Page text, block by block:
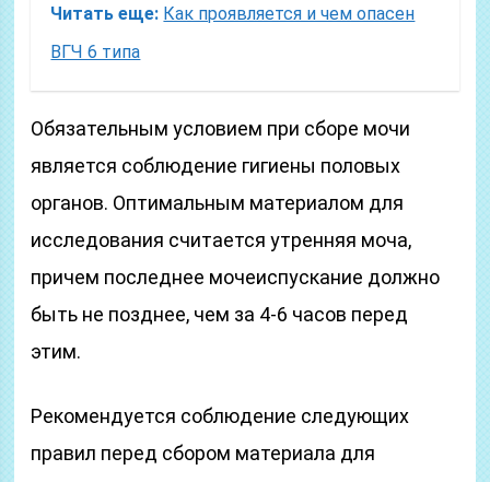
Читать еще: Как проявляется и чем опасен
ВГЧ 6 типа
Обязательным условием при сборе мочи
является соблюдение гигиены половых
органов. Оптимальным материалом для
исследования считается утренняя моча,
причем последнее мочеиспускание должно
быть не позднее, чем за 4-6 часов перед
этим.
Рекомендуется соблюдение следующих
правил перед сбором материала для